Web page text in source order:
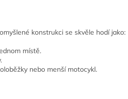
konstrukci se skvěle hodí jako:
místě.
nebo menší motocykl.